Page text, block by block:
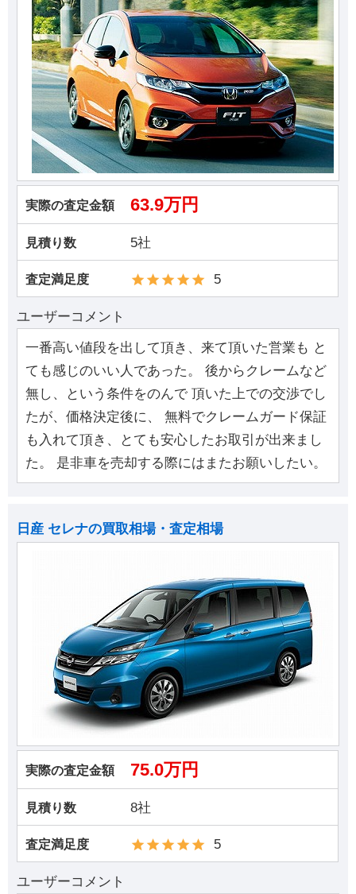
実際の査定金額 63.9万円
見積り数 5社
査定満足度 5
ユーザーコメント
一番高い値段を出して頂き、来て頂いた営業も と
ても感じのいい人であった。 後からクレームなど
無し、という条件をのんで 頂いた上での交渉でし
たが、価格決定後に、 無料でクレームガード保証
も入れて頂き、とても安心したお取引が出来まし
た。 是非車を売却する際にはまたお願いしたい。
日産 セレナの買取相場・査定相場
実際の査定金額 75.0万円
見積り数 8社
査定満足度 5
ユーザーコメント